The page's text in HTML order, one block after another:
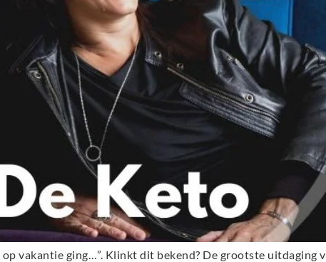
vakantie ging…”. Klinkt dit bekend? De grootste uitdaging